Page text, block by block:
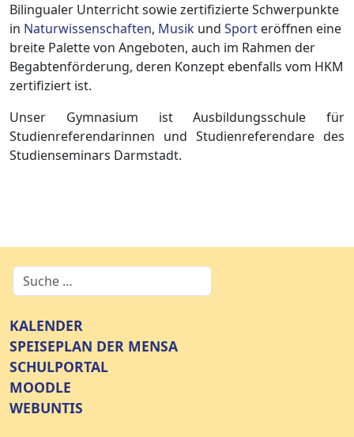
Bilingualer Unterricht sowie zertifizierte Schwerpunkte
in Naturwissenschaften, Musik und Sport eröffnen eine
breite Palette von Angeboten, auch im Rahmen der
Begabtenförderung, deren Konzept ebenfalls vom HKM
zertifiziert ist.
Unser Gymnasium ist Ausbildungsschule für
Studienreferendarinnen und Studienreferendare des
Studienseminars Darmstadt.
KALENDER
SPEISEPLAN DER MENSA
SCHULPORTAL
MOODLE
WEBUNTIS